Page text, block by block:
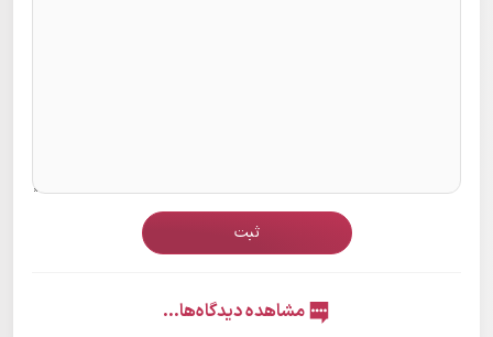
ثبت
مشاهده دیدگاه‌ها...